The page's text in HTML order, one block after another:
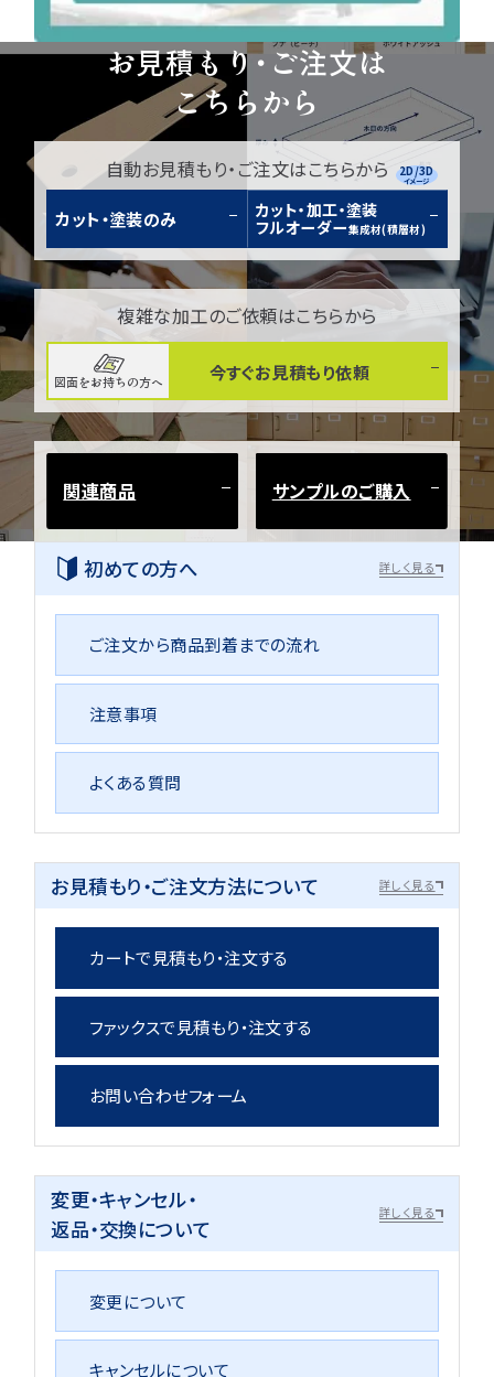
お見積もり・ご注文は
こちらから
自動お見積もり・ご注文はこちらから
カット・塗装のみ
カット・加工・塗装
フルオーダー集成材(積層材)
2D/3D
イメージ
複雑な加工のご依頼はこちらから
図面をお持ちの方へ 今すぐお見積もり依頼
関連商品 サンプルのご購入
初めての方へ 詳しく見る
ご注文から商品到着までの流れ
注意事項
よくある質問
お見積もり・ご注文方法について 詳しく見る
カートで見積もり・注文する
ファックスで見積もり・注文する
お問い合わせフォーム
変更・キャンセル・
返品・交換について
詳しく見る
変更について
キャンセルについて